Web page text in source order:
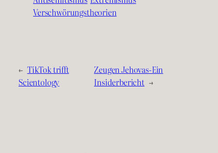
Verschwörungstheorien
← TikTok trifft
Scientology
Zeugen Jehovas-Ein
Insiderbericht →